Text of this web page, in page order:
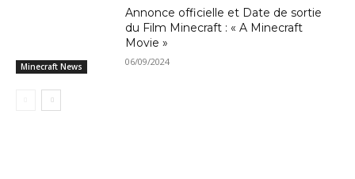
Minecraft News
Annonce officielle et Date de sortie
du Film Minecraft : « A Minecraft
Movie »
06/09/2024